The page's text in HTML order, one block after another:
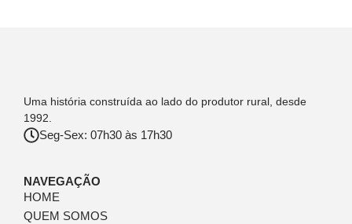
Uma história construída ao lado do produtor rural, desde
1992.
Seg-Sex: 07h30 às 17h30
NAVEGAÇÃO
HOME
QUEM SOMOS